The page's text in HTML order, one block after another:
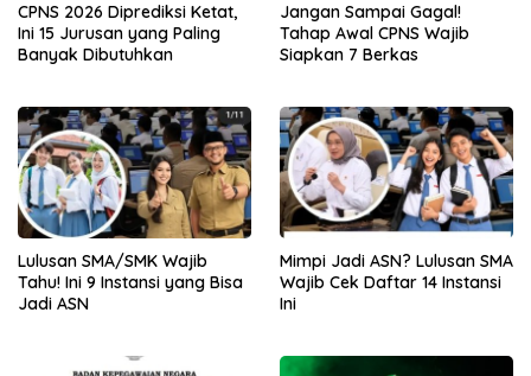
CPNS 2026 Diprediksi Ketat,
Ini 15 Jurusan yang Paling
Banyak Dibutuhkan
Jangan Sampai Gagal!
Tahap Awal CPNS Wajib
Siapkan 7 Berkas
Lulusan SMA/SMK Wajib
Tahu! Ini 9 Instansi yang Bisa
Jadi ASN
Mimpi Jadi ASN? Lulusan SMA
Wajib Cek Daftar 14 Instansi
Ini